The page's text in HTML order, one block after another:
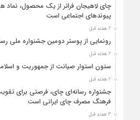
چای لاهیجان فراتر از یک محصول، نماد
پیوندهای اجتماعی است
2 هفته قبل
رونمایی از پوستر دومین جشنواره ملی
2 هفته قبل
ستون استوار صیانت از جمهوریت و
2 هفته قبل
جشنواره رسانه‌ای چای، فرصتی برای
فرهنگ مصرف چای ایرانی است
3 هفته قبل